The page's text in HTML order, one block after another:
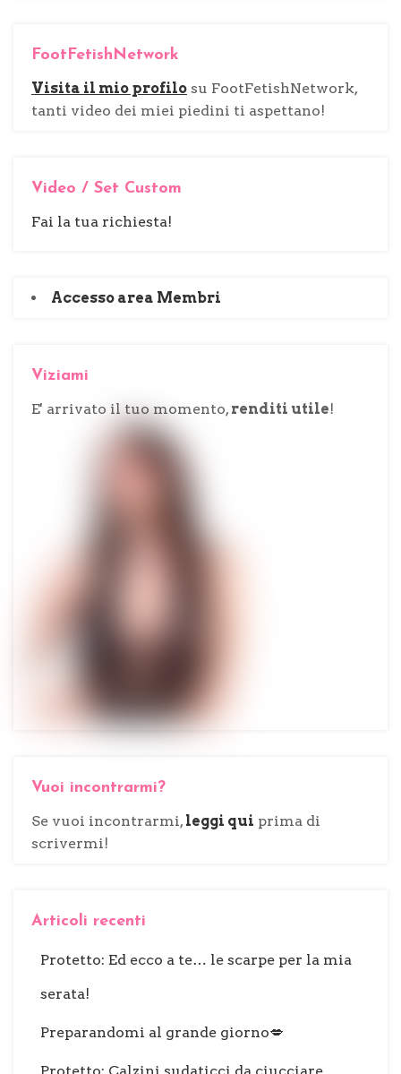
a
p
e
FootFetishNetwork
Visita il mio profilo su FootFetishNetwork,
tanti video dei miei piedini ti aspettano!
Video / Set Custom
Fai la tua richiesta!
Accesso area Membri
Viziami
E' arrivato il tuo momento, renditi utile!
Vuoi incontrarmi?
Se vuoi incontrarmi, leggi qui prima di
scrivermi!
Articoli recenti
Protetto: Ed ecco a te… le scarpe per la mia
serata!
Preparandomi al grande giorno💋